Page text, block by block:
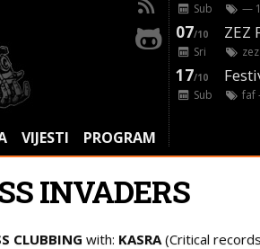
VIJESTI PROGRAM
Sub —
07/10 ZEZ
Sri
17/10
Sub faf
INVADERS
CLUBBING with: KASRA(Critical